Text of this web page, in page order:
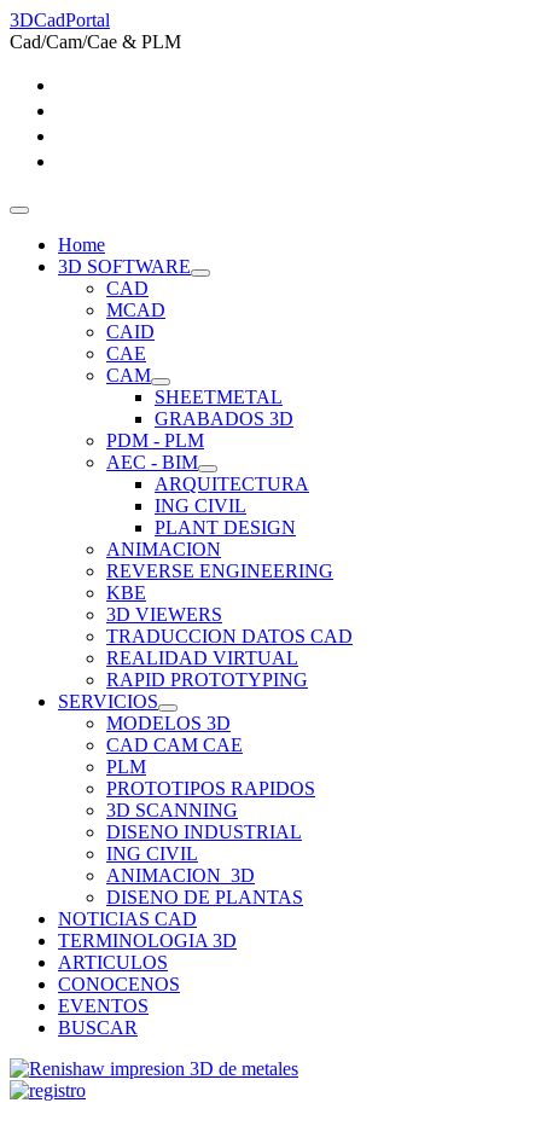
3DCadPortal
Cad/Cam/Cae & PLM
Home
3D SOFTWARE
CAD
MCAD
CAID
CAE
CAM
SHEETMETAL
GRABADOS 3D
PDM - PLM
AEC - BIM
ARQUITECTURA
ING CIVIL
PLANT DESIGN
ANIMACION
REVERSE ENGINEERING
KBE
3D VIEWERS
TRADUCCION DATOS CAD
REALIDAD VIRTUAL
RAPID PROTOTYPING
SERVICIOS
MODELOS 3D
CAD CAM CAE
PLM
PROTOTIPOS RAPIDOS
3D SCANNING
DISENO INDUSTRIAL
ING CIVIL
ANIMACION_3D
DISENO DE PLANTAS
NOTICIAS CAD
TERMINOLOGIA 3D
ARTICULOS
CONOCENOS
EVENTOS
BUSCAR